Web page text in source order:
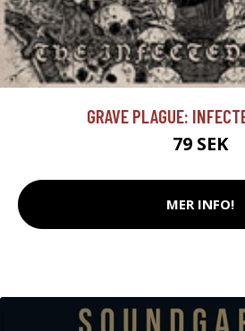
GRAVE PLAGUE:
79 SEK
MER INFO!